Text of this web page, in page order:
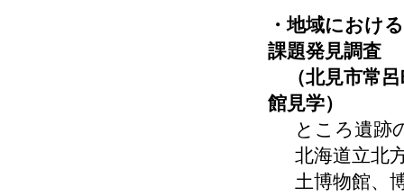
・地域におけ
課題発見調査
（北見市常呂
館見学）
ところ遺跡
北海道立北
土博物館、